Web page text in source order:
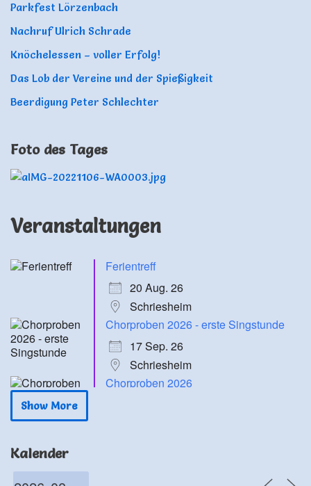
Parkfest Lörzenbach
Nachruf Ulrich Schrade
Knöchelessen – voller Erfolg!
Das Lob der Vereine und der Spießigkeit
Beerdigung Peter Schlechter
Foto des Tages
Veranstaltungen
Ferientreff
20 Aug. 26
Schriesheim
Chorproben 2026 - erste Singstunde
17 Sep. 26
Schriesheim
Chorproben 2026
Show More
Kalender